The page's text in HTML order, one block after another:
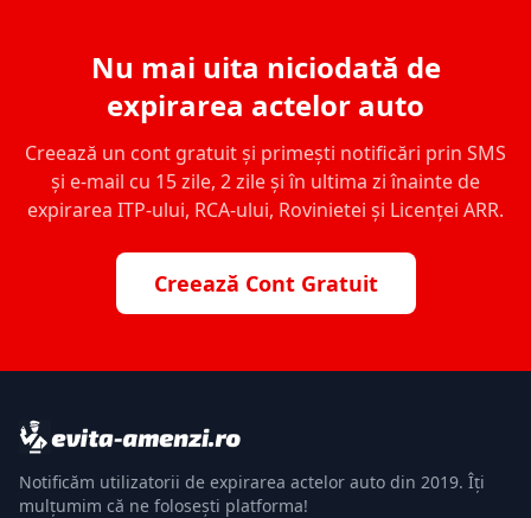
Nu mai uita niciodată de
expirarea actelor auto
Creează un cont gratuit și primești notificări prin SMS
și e-mail cu 15 zile, 2 zile și în ultima zi înainte de
expirarea ITP-ului, RCA-ului, Rovinietei și Licenței ARR.
Creează Cont Gratuit
Notificăm utilizatorii de expirarea actelor auto din 2019. Îți
mulțumim că ne folosești platforma!